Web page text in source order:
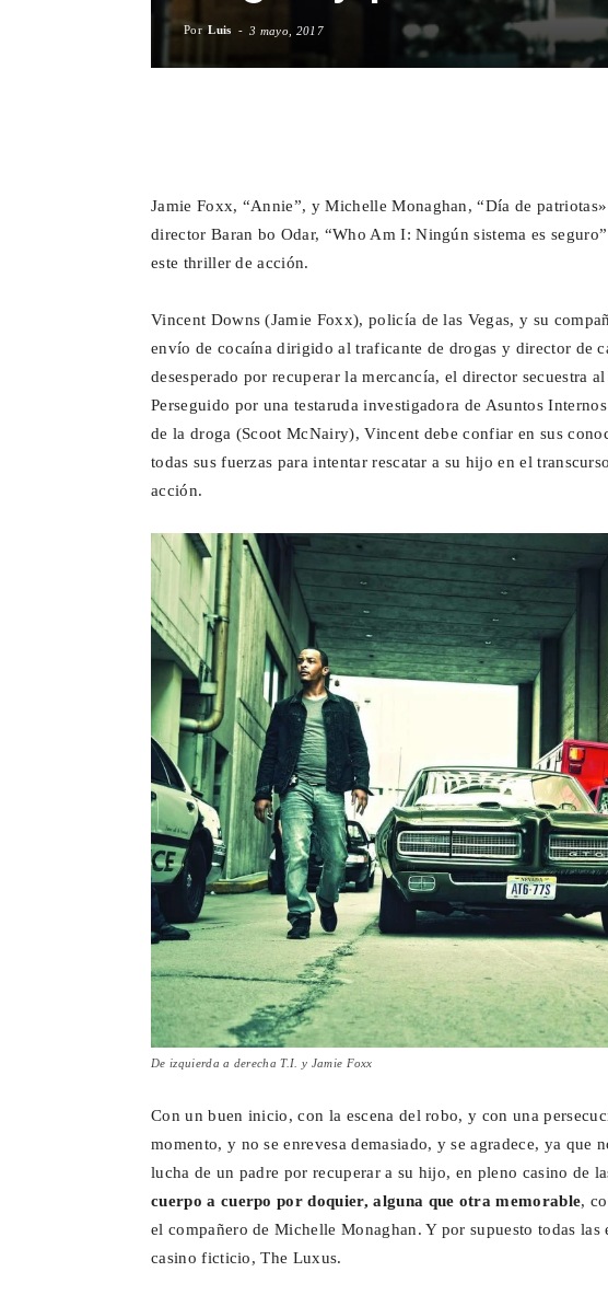
Por Luis - 3 mayo, 2017
Jamie Foxx, “Annie”, y Michelle Monaghan, “Día de
director Baran bo Odar, “Who Am I: Ningún sistema es
este thriller de acción.
Vincent Downs (Jamie Foxx), policía de las Vegas, y su
envío de cocaína dirigido al traficante de drogas y director de
desesperado por recuperar la mercancía, el director secuestra
Perseguido por una testaruda investigadora de Asuntos
de la droga (Scoot McNairy), Vincent debe confiar en sus
todas sus fuerzas para intentar rescatar a su hijo en el
acción.
De izquierda a derecha T.I. y Jamie Foxx
Con un buen inicio, con la escena del robo, y con una
momento, y no se enrevesa demasiado, y se agradece, ya que
lucha de un padre por recuperar a su hijo, en pleno casino de
cuerpo a cuerpo por doquier, alguna que otra memorable,
el compañero de Michelle Monaghan. Y por supuesto todas las
casino ficticio, The Luxus.